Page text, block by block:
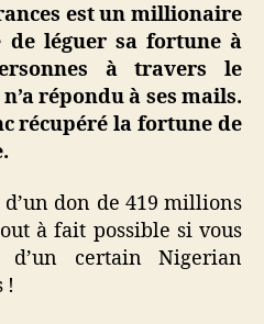
est un millionaire
léguer sa fortune à
à travers le
répondu à ses mails.
récupéré la fortune de
d’un don de 419 millions
à fait possible si vous
certain Nigerian
!